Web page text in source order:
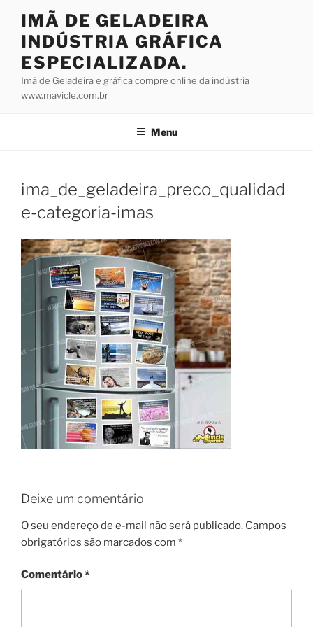
conteúdo
IMÃ DE GELADEIRA
INDÚSTRIA GRÁFICA
ESPECIALIZADA.
Imã de Geladeira e gráfica compre online da indústria
www.mavicle.com.br
Menu
ima_de_geladeira_preco_qualidad
e-categoria-imas
Deixe um comentário
O seu endereço de e-mail não será publicado. Campos
obrigatórios são marcados com *
Comentário*